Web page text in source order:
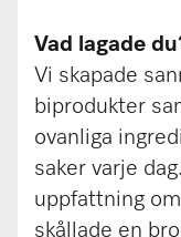
Vad lagade
Vi skapade
biprodukter
ovanliga
saker varje
uppfattning
skållade en